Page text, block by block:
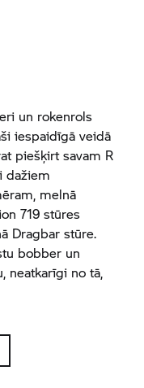
un rokenrols
iespaidīgā veidā
piešķirt savam R
dažiem
melnā
719 stūres
Dragbar stūre.
bobber un
neatkarīgi no tā,